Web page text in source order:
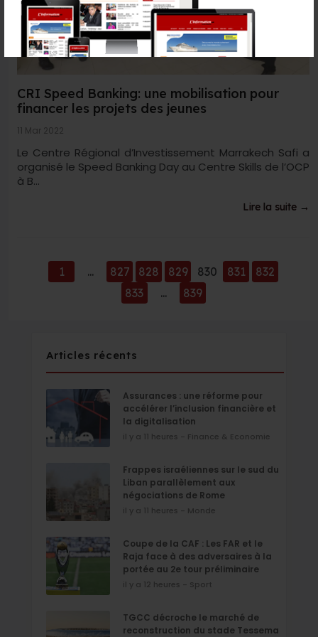
CRI Speed Banking: une mobilisation pour
financer les projets des jeunes
11 Mar 2022
Le Centre Régional d’Investissement Marrakech Safi a
organisé le Speed Banking Day au Centre Skills de l’OCP
à B...
Lire la suite →
1 ... 827 828 829 830 831
832
833
... 839
Articles récents
Assurances : une réforme pour
accélérer l’inclusion financière et
la digitalisation
il y a 11 heures - Finance & Economie
Frappes israéliennes sur le sud du
Liban parallèlement aux
négociations de Rome
il y a 11 heures - Monde
Coupe de la CAF : Les FAR et le
Raja face à des adversaires à la
portée au 2e tour préliminaire
il y a 12 heures - Sport
TGCC décroche le marché de
reconstruction du stade Tessema